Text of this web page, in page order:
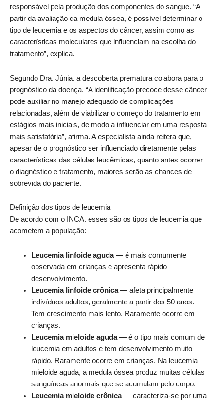
responsável pela produção dos componentes do sangue. “A
partir da avaliação da medula óssea, é possível determinar o
tipo de leucemia e os aspectos do câncer, assim como as
características moleculares que influenciam na escolha do
tratamento”, explica.
Segundo Dra. Júnia, a descoberta prematura colabora para o
prognóstico da doença. “A identificação precoce desse câncer
pode auxiliar no manejo adequado de complicações
relacionadas, além de viabilizar o começo do tratamento em
estágios mais iniciais, de modo a influenciar em uma resposta
mais satisfatória”, afirma. A especialista ainda reitera que,
apesar de o prognóstico ser influenciado diretamente pelas
características das células leucêmicas, quanto antes ocorrer
o diagnóstico e tratamento, maiores serão as chances de
sobrevida do paciente.
Definição dos tipos de leucemia
De acordo com o INCA, esses são os tipos de leucemia que
acometem a população:
Leucemia linfoide aguda— é mais comumente
observada em crianças e apresenta rápido
desenvolvimento.
Leucemia linfoide crônica— afeta principalmente
indivíduos adultos, geralmente a partir dos 50 anos.
Tem crescimento mais lento. Raramente ocorre em
crianças.
Leucemia mieloide aguda— é o tipo mais comum de
leucemia em adultos e tem desenvolvimento muito
rápido. Raramente ocorre em crianças. Na leucemia
mieloide aguda, a medula óssea produz muitas células
sanguíneas anormais que se acumulam pelo corpo.
Leucemia mieloide crônica— caracteriza-se por uma